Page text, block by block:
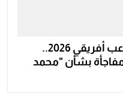
المرشحون لجائزة أفضل لاعب أفريقي 2026..
بشأن "محمد